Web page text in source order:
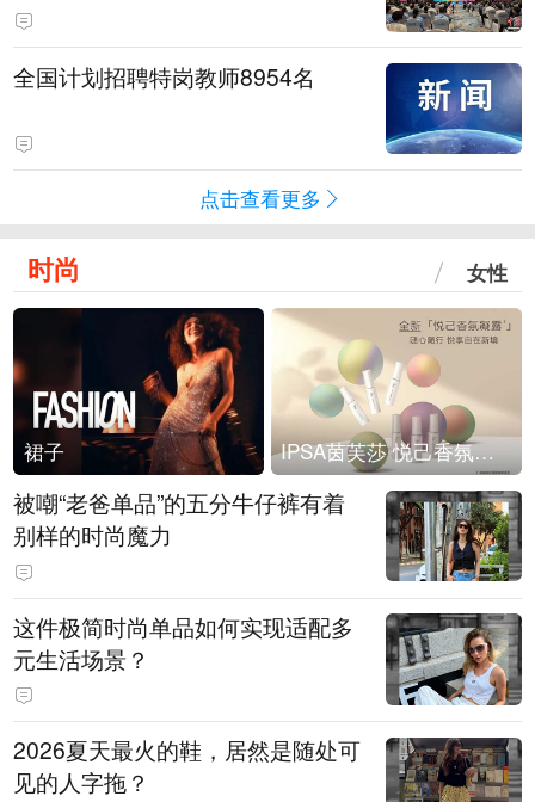
全国计划招聘特岗教师8954名
点击查看更多
时尚 女性
裙子 IPSA茵芙莎 悦己香氛凝露上市
被嘲“老爸单品”的五分牛仔裤有着
别样的时尚魔力
这件极简时尚单品如何实现适配多
元生活场景？
2026夏天最火的鞋，居然是随处可
见的人字拖？